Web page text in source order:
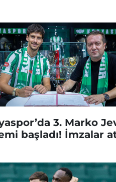
3. Marko
başladı! İmzalar